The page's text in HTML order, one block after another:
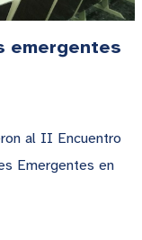
emergentes
al II Encuentro
Emergentes en